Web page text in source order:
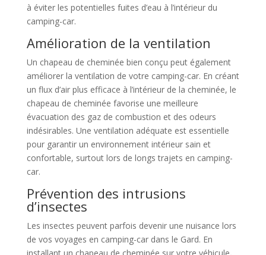
à éviter les potentielles fuites d’eau à l’intérieur du
camping-car.
Amélioration de la ventilation
Un chapeau de cheminée bien conçu peut également
améliorer la ventilation de votre camping-car. En créant
un flux d’air plus efficace à l’intérieur de la cheminée, le
chapeau de cheminée favorise une meilleure
évacuation des gaz de combustion et des odeurs
indésirables. Une ventilation adéquate est essentielle
pour garantir un environnement intérieur sain et
confortable, surtout lors de longs trajets en camping-
car.
Prévention des intrusions
d’insectes
Les insectes peuvent parfois devenir une nuisance lors
de vos voyages en camping-car dans le Gard. En